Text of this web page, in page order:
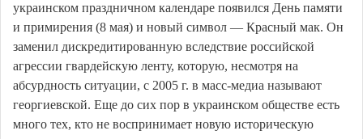
украинском праздничном календаре появился День памяти
и примирения (8 мая) и новый символ — Красный мак. Он
заменил дискредитированную вследствие российской
агрессии гвардейскую ленту, которую, несмотря на
абсурдность ситуации, с 2005 г. в масс-медиа называют
георгиевской. Еще до сих пор в украинском обществе есть
много тех, кто не воспринимает новую историческую